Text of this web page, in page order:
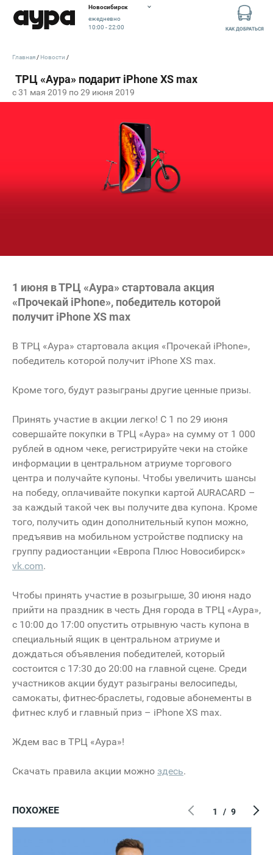
Новосибирск
ежедневно
10:00 - 22:00
КАК ДОБРАТЬСЯ
c 31 мая 2019 по 29 июня 2019
Главная Новости
1 июня в ТРЦ «Аура» стартовала акция
«Прочекай iPhone», победитель которой
получит iPhone XS max
В ТРЦ «Аура» стартовала акция «Прочекай iPhone»,
победитель которой получит iPhone XS max.
Кроме того, будут разыграны другие ценные призы.
Принять участие в акции легко! С 1 по 29 июня
совершайте покупки в ТРЦ «Аура» на сумму от 1 000
рублей в одном чеке, регистрируйте чеки на стойке
информации в центральном атриуме торгового
центра и получайте купоны. Чтобы увеличить шансы
на победу, оплачивайте покупки картой AURACARD –
за каждый такой чек вы получите два купона. Кроме
того, получить один дополнительный купон можно,
предъявив на мобильном устройстве подписку на
группу радиостанции «Европа Плюс Новосибирск»
vk.com.
Чтобы принять участие в розыгрыше, 30 июня надо
прийти на праздник в честь Дня города в ТРЦ «Аура»,
с 10:00 до 17:00 опустить отрывную часть купона в
специальный ящик в центральном атриуме и
дождаться объявления победителей, который
состоится с 17:30 до 20:00 на главной сцене. Среди
участников акции будут разыграны велосипеды,
самокаты, фитнес-браслеты, годовые абонементы в
фитнес клуб и главный приз – iPhone XS max.
Ждем вас в ТРЦ «Аура»!
Скачать правила акции можно здесь.
ПОХОЖЕЕ 1 / 9